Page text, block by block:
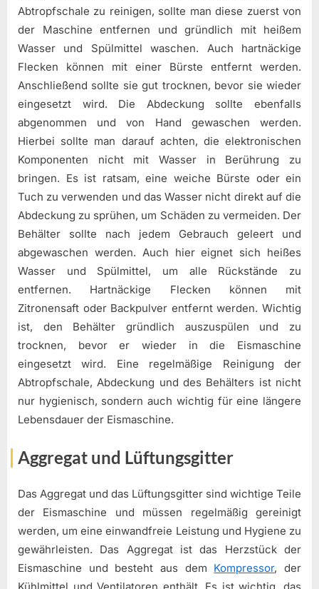
Abtropfschale zu reinigen, sollte man diese zuerst von
der Maschine entfernen und gründlich mit heißem
Wasser und Spülmittel waschen. Auch hartnäckige
Flecken können mit einer Bürste entfernt werden.
Anschließend sollte sie gut trocknen, bevor sie wieder
eingesetzt wird. Die Abdeckung sollte ebenfalls
abgenommen und von Hand gewaschen werden.
Hierbei sollte man darauf achten, die elektronischen
Komponenten nicht mit Wasser in Berührung zu
bringen. Es ist ratsam, eine weiche Bürste oder ein
Tuch zu verwenden und das Wasser nicht direkt auf die
Abdeckung zu sprühen, um Schäden zu vermeiden. Der
Behälter sollte nach jedem Gebrauch geleert und
abgewaschen werden. Auch hier eignet sich heißes
Wasser und Spülmittel, um alle Rückstände zu
entfernen. Hartnäckige Flecken können mit
Zitronensaft oder Backpulver entfernt werden. Wichtig
ist, den Behälter gründlich auszuspülen und zu
trocknen, bevor er wieder in die Eismaschine
eingesetzt wird. Eine regelmäßige Reinigung der
Abtropfschale, Abdeckung und des Behälters ist nicht
nur hygienisch, sondern auch wichtig für eine längere
Lebensdauer der Eismaschine.
Aggregat und Lüftungsgitter
Das Aggregat und das Lüftungsgitter sind wichtige Teile
der Eismaschine und müssen regelmäßig gereinigt
werden, um eine einwandfreie Leistung und Hygiene zu
gewährleisten. Das Aggregat ist das Herzstück der
Eismaschine und besteht aus dem Kompressor, der
Kühlmittel und Ventilatoren enthält. Es ist wichtig, das